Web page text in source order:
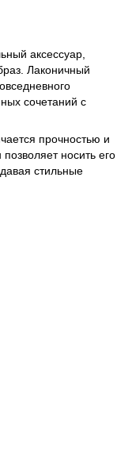
аксессуар,
Лаконичный
сочетаний с
прочностью и
носить его
стильные